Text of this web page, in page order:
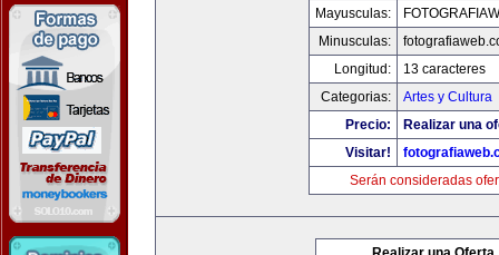
Mayusculas:
Minusculas:
Longitud:
13 caracteres
Categorias:
Artes y Cultura
Precio:
Realizar una
Visitar!
Serán consideradas